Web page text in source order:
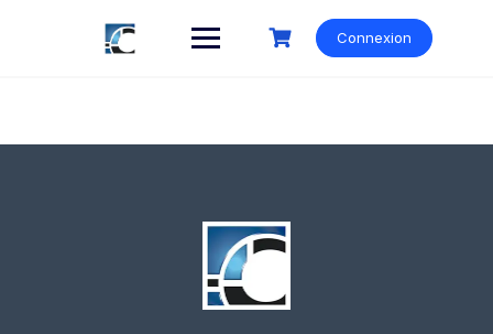
Connexion